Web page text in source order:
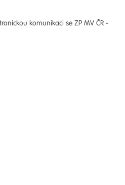
komunikaci se ZP MV ČR -